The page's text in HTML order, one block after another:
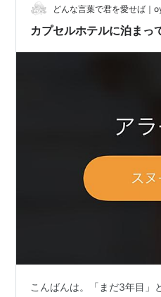
分、バスターミナルはさら
どんな言葉で君を愛せば｜
カプセルホテルに泊まっ
こんばんは。「まだ3年目」